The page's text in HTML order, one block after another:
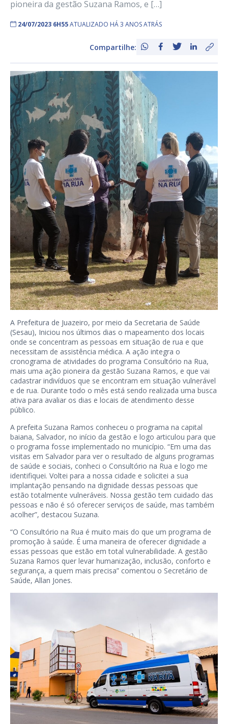
pioneira da gestão Suzana Ramos, e […]
24/07/2023 6H55ATUALIZADO HÁ 3 ANOS ATRÁS
Compartilhe:
A Prefeitura de Juazeiro, por meio da Secretaria de Saúde
(Sesau), Iniciou nos últimos dias o mapeamento dos locais
onde se concentram as pessoas em situação de rua e que
necessitam de assistência médica. A ação integra o
cronograma de atividades do programa Consultório na Rua,
mais uma ação pioneira da gestão Suzana Ramos, e que vai
cadastrar indivíduos que se encontram em situação vulnerável
e de rua. Durante todo o mês está sendo realizada uma busca
ativa para avaliar os dias e locais de atendimento desse
público.
A prefeita Suzana Ramos conheceu o programa na capital
baiana, Salvador, no início da gestão e logo articulou para que
o programa fosse implementado no município. “Em uma das
visitas em Salvador para ver o resultado de alguns programas
de saúde e sociais, conheci o Consultório na Rua e logo me
identifiquei. Voltei para a nossa cidade e solicitei a sua
implantação pensando na dignidade dessas pessoas que
estão totalmente vulneráveis. Nossa gestão tem cuidado das
pessoas e não é só oferecer serviços de saúde, mas também
acolher”, destacou Suzana.
“O Consultório na Rua é muito mais do que um programa de
promoção à saúde. É uma maneira de oferecer dignidade a
essas pessoas que estão em total vulnerabilidade. A gestão
Suzana Ramos quer levar humanização, inclusão, conforto e
segurança, a quem mais precisa” comentou o Secretário de
Saúde, Allan Jones.